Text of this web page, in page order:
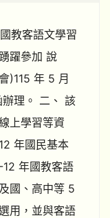
教客語文學習
躍參加 說
)115 年 5 月
理。 二、 該
上學習等資
年國民基本
年國教客語
國、高中等 5
用，並與客語